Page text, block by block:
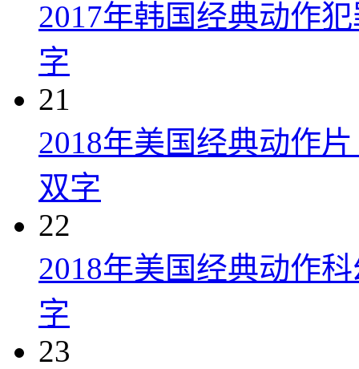
2017年韩国经典动作
字
21
2018年美国经典动作
双字
22
2018年美国经典动作
字
23